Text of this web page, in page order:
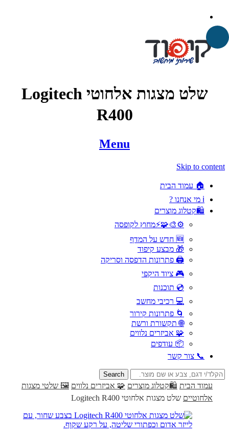
שלט מצגות אלחוטי Logitech
R400
Menu
Skip to content
🏠 עמוד הבית
ℹ️ מי אנחנו ?
🛍️קטלוג מוצרים
⚙️🎨🧩⚡️מחוץ לקופסה
🆕 חדש על המדף
🎁 מבצע קיפוד
🖨️ פתרונות הדפסה וסריקה
🎮 ציוד היקפי
💿 תוכנות
💻 רכיבי מחשב
🌀 פתרונות קירור
🌐 תקשורת ורשת
🧩 אביזרים נלווים
📦 עודפים
📞 צור קשר
Search
for: עמוד הבית 🛍️קטלוג מוצרים 🧩 אביזרים נלווים 🖼 שלטי מצגות
אלחוטיים שלט מצגות אלחוטי Logitech R400